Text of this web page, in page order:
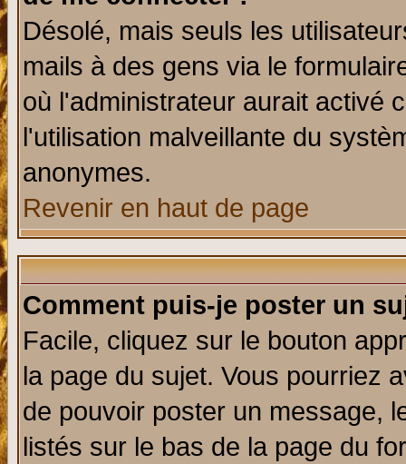
Désolé, mais seuls les
mails à des gens via le
où l'administrateur aurait activé
l'utilisation malveillante du
anonymes.
Revenir en haut de page
Comment puis-je poster un
Facile, cliquez sur le bouton
la page du sujet. Vous pourriez
de pouvoir poster un message,
listés sur le bas de la page du